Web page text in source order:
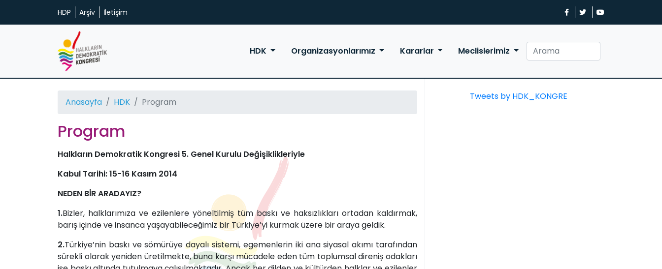
HDP Arşiv İletişim
HDK Organizasyonlarımız Kararlar Meclislerimiz
Anasayfa HDK Program
Program
Halkların Demokratik Kongresi 5. Genel Kurulu Değişiklikleriyle
Kabul Tarihi: 15-16 Kasım 2014
NEDEN BİR ARADAYIZ?
1.Bizler, halklarımıza ve ezilenlere yöneltilmiş tüm baskı ve haksızlıkları ortadan kaldırmak,
barış içinde ve insanca yaşayabileceğimiz bir Türkiye’yi kurmak üzere bir araya geldik.
2.Türkiye’nin baskı ve sömürüye dayalı sistemi, egemenlerin iki ana siyasal akımı tarafından
sürekli olarak yeniden üretilmekte, buna karşı mücadele eden tüm toplumsal direniş odakları
Tweets by HDK_KONGRE